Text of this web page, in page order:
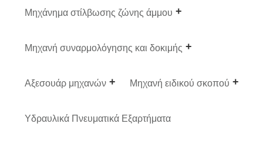
Μηχάνημα στίλβωσης ζώνης άμμου
Μηχανή συναρμολόγησης και δοκιμής
Αξεσουάρ μηχανών Μηχανή ειδικού σκοπού
Υδραυλικά Πνευματικά Εξαρτήματα